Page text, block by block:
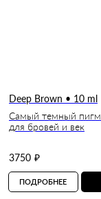
Deep Brown • 10 ml
Самый темный
для бровей и век
3750 ₽
ПОДРОБНЕЕ